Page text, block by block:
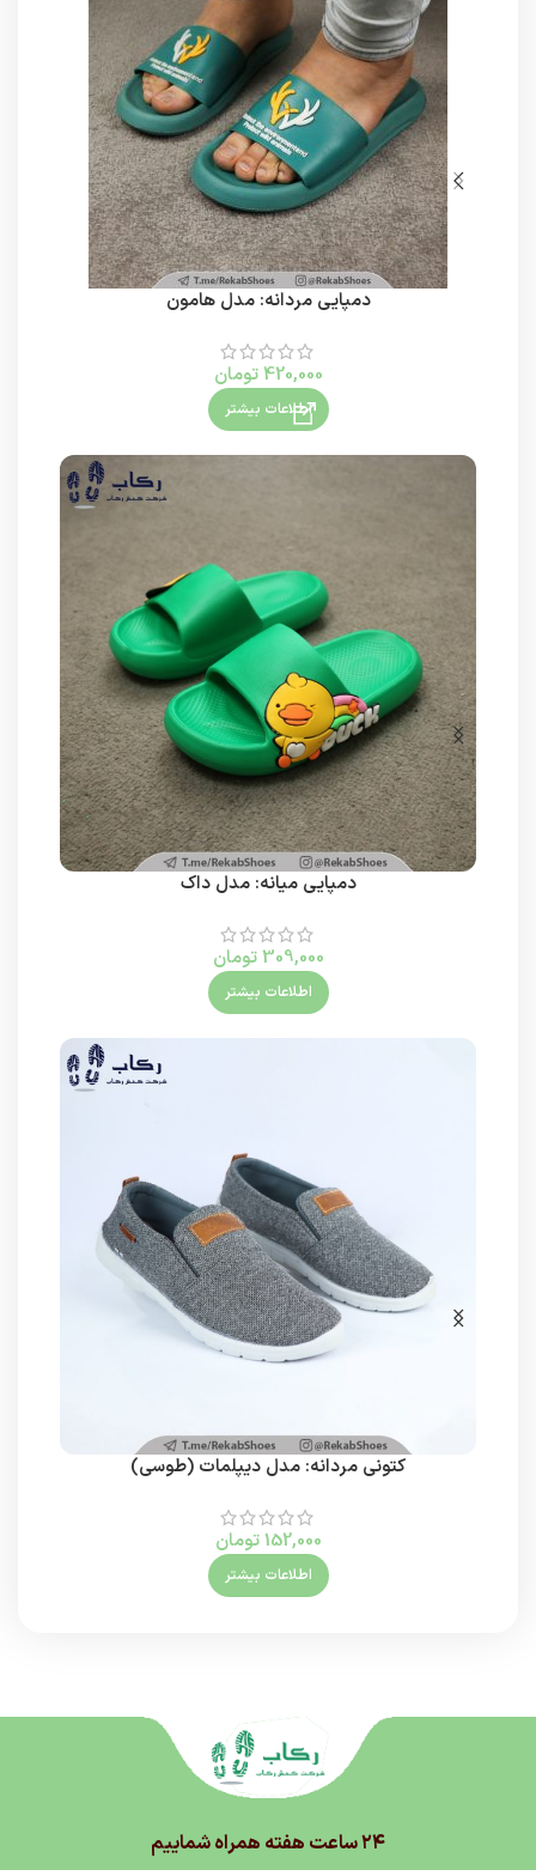
دمپایی مردانه: مدل هامون
420,000 تومان
اطلاعات بیشتر
دمپایی میانه: مدل داک
309,000 تومان
اطلاعات بیشتر
کتونی مردانه: مدل دیپلمات (طوسی)
152,000تومان
اطلاعات بیشتر
۲۴ ساعت هفته همراه شماییم